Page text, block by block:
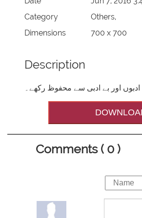
Category
Others,
Dimensions
700 x 700
Description
ادبوں اور بے ادبی سے محفوظ رکھے۔
Comments ( 0 )